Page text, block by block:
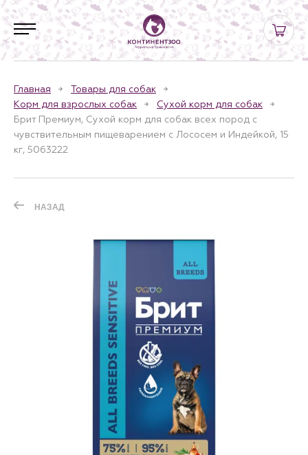
Главная
Товары для собак
Корм для взрослых собак
Сухой корм для собак
Брит Премиум, Сухой корм для собак всех пород с
чувствительным пищеварением с Лососем и Индейкой, 15
кг, 5063222
НАЗАД